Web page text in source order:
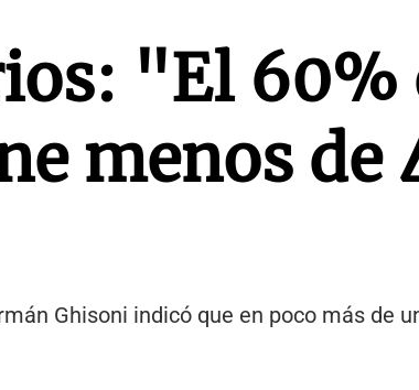
"El 60%
menos de
Ghisoni indicó que en poco más de